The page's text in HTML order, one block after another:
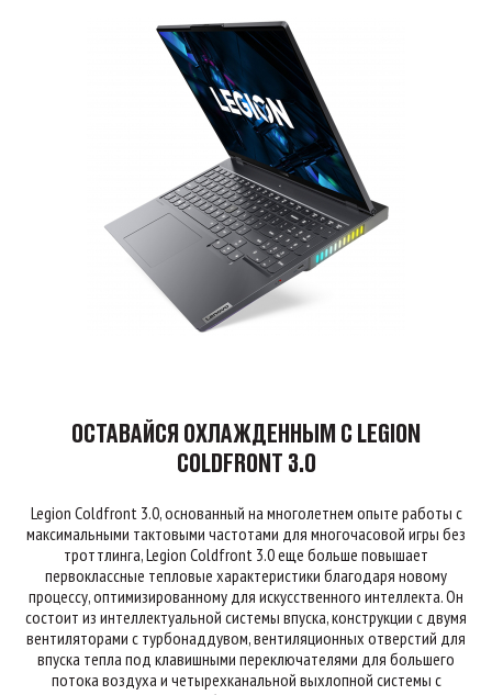
ОСТАВАЙСЯ ОХЛАЖДЕННЫМ С LEGION
COLDFRONT 3.0
Legion Coldfront 3.0, основанный на многолетнем опыте работы с
максимальными тактовыми частотами для многочасовой игры без
троттлинга, Legion Coldfront 3.0 еще больше повышает
первоклассные тепловые характеристики благодаря новому
процессу, оптимизированному для искусственного интеллекта. Он
состоит из интеллектуальной системы впуска, конструкции с двумя
вентиляторами с турбонаддувом, вентиляционных отверстий для
впуска тепла под клавишными переключателями для большего
потока воздуха и четырехканальной выхлопной системы с